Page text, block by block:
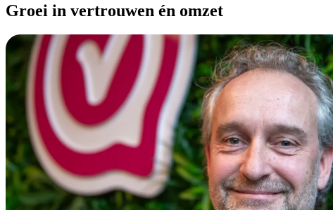
Groei in vertrouwen én omzet